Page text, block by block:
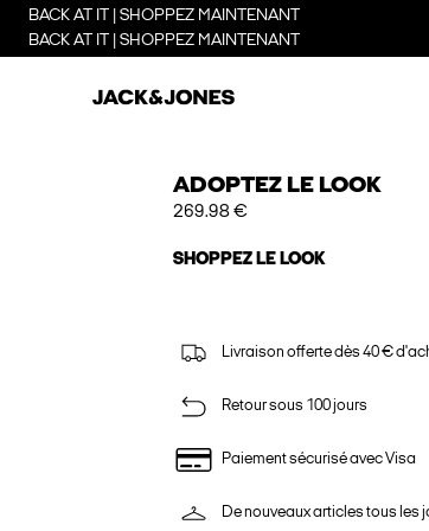
BACK AT IT | SHOPPEZ MAINTENANT
BACK AT IT | SHOPPEZ MAINTENANT
ADOPTEZ LE LOOK
269.98 €
SHOPPEZ LE LOOK
Livraison offerte dès 40 €
Retour sous 100 jours
Paiement sécurisé avec Visa
De nouveaux articles tous les